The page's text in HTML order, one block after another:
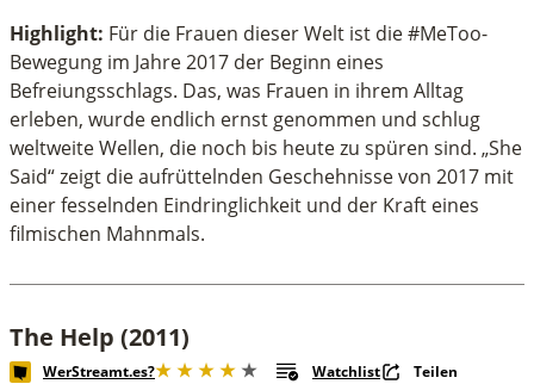
Highlight: Für die Frauen dieser Welt ist die #MeToo-
Bewegung im Jahre 2017 der Beginn eines
Befreiungsschlags. Das, was Frauen in ihrem Alltag
erleben, wurde endlich ernst genommen und schlug
weltweite Wellen, die noch bis heute zu spüren sind. „She
Said“ zeigt die aufrüttelnden Geschehnisse von 2017 mit
einer fesselnden Eindringlichkeit und der Kraft eines
filmischen Mahnmals.
The Help (2011)
WerStreamt.es? Watchlist Teilen